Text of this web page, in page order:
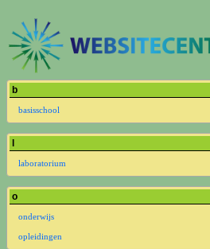
b
basisschool
laboratorium
o
onderwijs
opleidingen